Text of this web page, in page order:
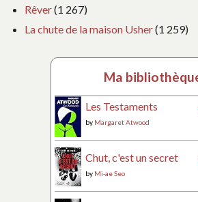
Rêver(1 267)
La chute de la maison Usher(1 259)
Ma
Les Testaments
by Margaret Atwood
Chut, c'est un secret
by Mi-ae Seo